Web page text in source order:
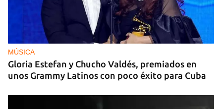
MÚSICA
Gloria Estefan y Chucho Valdés, premiados en
unos Grammy Latinos con poco éxito para Cuba